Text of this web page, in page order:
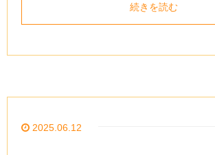
続きを読む
2025.06.12